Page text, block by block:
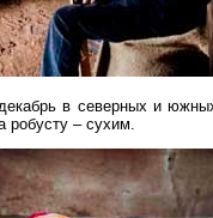
в северных и
робусту – сухим.